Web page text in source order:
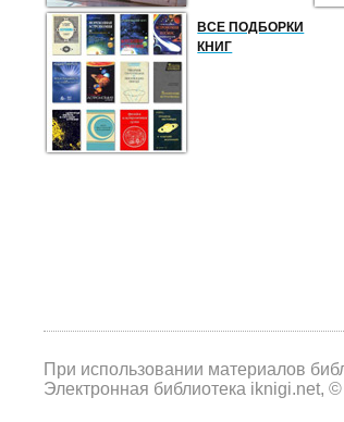
ВСЕ ПОДБОРКИ
КНИГ
При использовании материалов
Электронная библиотека iknigi.net,